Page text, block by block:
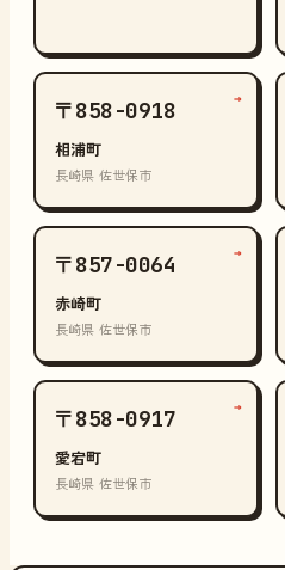
〒858-0918
相浦町
長崎県 佐世保市
→
〒857-0064
赤崎町
長崎県 佐世保市
→
〒858-0917
愛宕町
長崎県 佐世保市
→